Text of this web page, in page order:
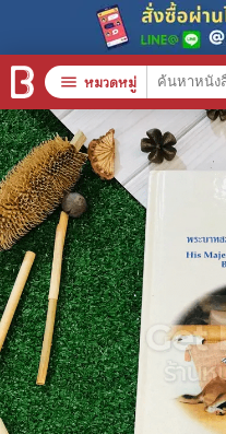
menu หมวดหมู่
หมว
หนังสือทั้งหมด
stars สินค้าใช้เฉพาะแต้มเท่
📚 หนังสือทั่วไป
🦄 วรรณกรรม นิยาย เรื่อง
🎓 การศึกษา